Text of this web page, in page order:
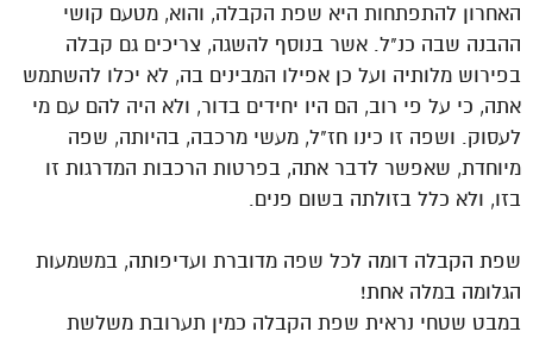
האחרון להתפתחות היא שפת הקבלה, והוא, מטעם קושי
ההבנה שבה כנ"ל. אשר בנוסף להשגה, צריכים גם קבלה
בפירוש מלותיה ועל כן אפילו המבינים בה, לא יכלו להשתמש
אתה, כי על פי רוב, הם היו יחידים בדור, ולא היה להם עם מי
לעסוק. ושפה זו כינו חז"ל, מעשי מרכבה, בהיותה, שפה
מיוחדת, שאפשר לדבר אתה, בפרטות הרכבות המדרגות זו
בזו, ולא כלל בזולתה בשום פנים.
שפת הקבלה דומה לכל שפה מדוברת ועדיפותה, במשמעות
הגלומה במלה אחת!
במבט שטחי נראית שפת הקבלה כמין תערובת משלשת